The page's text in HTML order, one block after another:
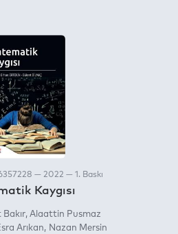
— 2022 — 1. Baskı
Kaygısı
Bakır Alaattin Pusmaz
Arıkan
Nazan Mersin